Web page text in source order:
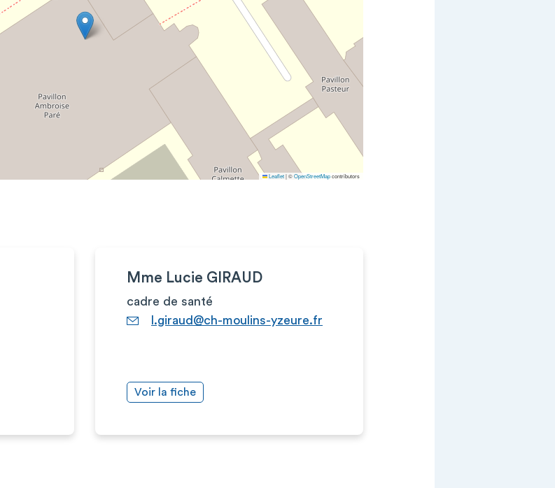
Leaflet|©OpenStreetMapcontributors
Mme Lucie GIRAUD
cadre de santé
l.giraud@ch-moulins-yzeure.fr
Voir la fiche